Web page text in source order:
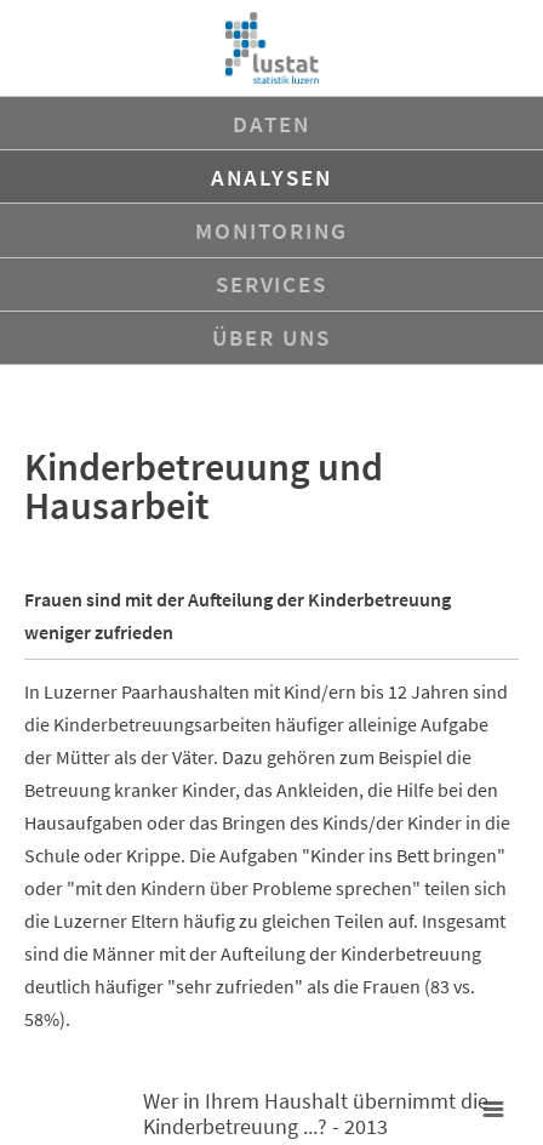
DATEN
ANALYSEN
MONITORING
SERVICES
ÜBER UNS
Kinderbetreuung und
Hausarbeit
Frauen sind mit der Aufteilung der Kinderbetreuung
weniger zufrieden
In Luzerner Paarhaushalten mit Kind/ern bis 12 Jahren sind
die Kinderbetreuungsarbeiten häufiger alleinige Aufgabe
der Mütter als der Väter. Dazu gehören zum Beispiel die
Betreuung kranker Kinder, das Ankleiden, die Hilfe bei den
Hausaufgaben oder das Bringen des Kinds/der Kinder in die
Schule oder Krippe. Die Aufgaben "Kinder ins Bett bringen"
oder "mit den Kindern über Probleme sprechen" teilen sich
die Luzerner Eltern häufig zu gleichen Teilen auf. Insgesamt
sind die Männer mit der Aufteilung der Kinderbetreuung
deutlich häufiger "sehr zufrieden" als die Frauen (83 vs.
58%).
Wer in Ihrem Haushalt übernimmt die Kinderbetreuung ...? -
Wer in Ihrem Haushalt übernimmt die
Kinderbetreuung ...? - 2013